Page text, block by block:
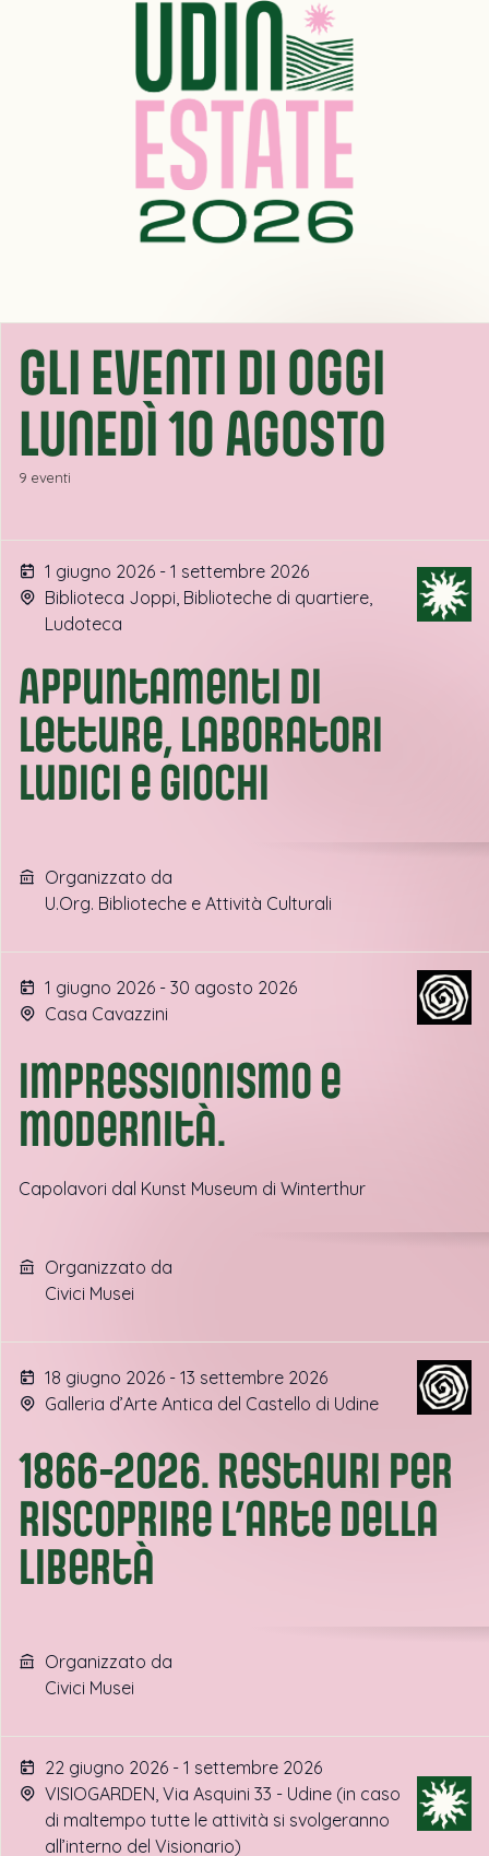
GLI EVENTI DI OGGI
LUNEDÌ 10 AGOSTO
9 eventi
1 giugno 2026 - 1 settembre 2026
Biblioteca Joppi, Biblioteche di quartiere,
Ludoteca
Appuntamenti di
letture, laboratori
ludici e giochi
Organizzato da
U.Org. Biblioteche e Attività Culturali
1 giugno 2026 - 30 agosto 2026
Casa Cavazzini
Impressionismo e
modernità.
Capolavori dal Kunst Museum di Winterthur
Organizzato da
Civici Musei
18 giugno 2026 - 13 settembre 2026
Galleria d’Arte Antica del Castello di Udine
1866-2026. Restauri per
riscoprire l’arte della
libertà
Organizzato da
Civici Musei
22 giugno 2026 - 1 settembre 2026
VISIOGARDEN, Via Asquini 33 - Udine (in caso
di maltempo tutte le attività si svolgeranno
all’interno del Visionario)